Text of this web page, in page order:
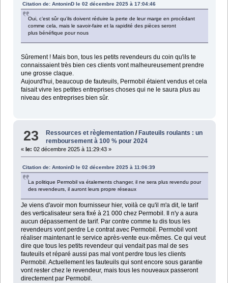
Citation de: AntoninD le 02 décembre 2025 à 17:04:46
Oui, c’est sûr qu’ils doivent réduire la perte de leur marge en procédant
comme cela, mais le savoir-faire et la rapidité des pièces seront
plus bénéfique pour nous
Sûrement ! Mais bon, tous les petits revendeurs du coin qu'ils te
connaissaient très bien ces clients vont malheureusement prendre
une grosse claque.
Aujourd'hui, beaucoup de fauteuils, Permobil étaient vendus et cela
faisait vivre les petites entreprises choses qui ne le saura plus au
niveau des entreprises bien sûr.
23 Ressources et règlementation / Fauteuils roulants : un
remboursement à 100 % pour 2024
« le: 02 décembre 2025 à 11:29:43 »
Citation de: AntoninD le 02 décembre 2025 à 11:06:39
La politique Permobil va étalements changer, il ne sera plus revendu pour
des revendeurs, il auront leurs propre réseaux
Je viens d'avoir mon fournisseur hier, voilà ce qu'il m'a dit, le tarif
des verticalisateur sera fixé à 21 000 chez Permobil. Il n'y a aura
aucun dépassement de tarif. Par contre comme tu dis tous les
revendeurs vont perdre Le contrat avec Permobil. Permobil vont
réaliser maintenant le service après-vente eux-mêmes. Ce qui veut
dire que tous les petits revendeur qui vendait pas mal de ses
fauteuils et réparé aussi pas mal vont perdre tous les clients
Permobil. Actuellement les fauteuils qui sont encore sous garantie
vont rester chez le revendeur, mais tous les nouveaux passeront
directement par Permobil.